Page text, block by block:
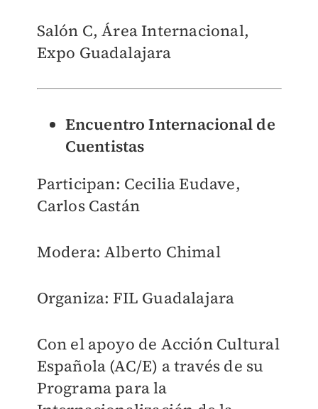
Salón C, Área Internacional,
Expo Guadalajara
Encuentro Internacional de
Cuentistas
Participan: Cecilia Eudave,
Carlos Castán
Modera: Alberto Chimal
Organiza: FIL Guadalajara
Con el apoyo de Acción Cultural
Española (AC/E) a través de su
Programa para la